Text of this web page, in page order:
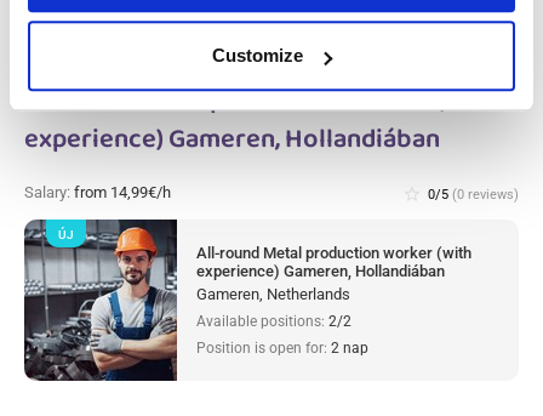
Customize
All-round Metal production worker (with
experience) Gameren, Hollandiában
Salary: from 14,99€/h star_border 0/5 (0 reviews)
All-round Metal production worker (with
experience) Gameren, Hollandiában
Gameren, Netherlands
Available positions: 2/2
Position is open for: 2 nap
ÚJ